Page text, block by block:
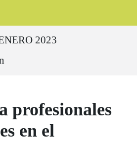
2023
profesionales
en el